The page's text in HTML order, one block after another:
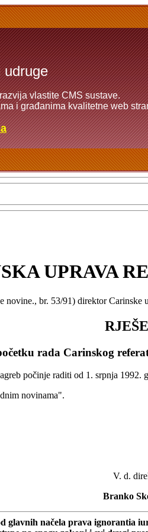
udruge
vlastite CMS sustave.
i građanima kvalitetne web
UPRAVA
br. 53/91) direktor Carinske
rada Carinskog
počinje raditi od 1. srpnja 1992.
novinama".
V. d.
Branko
načela prava ignorantia